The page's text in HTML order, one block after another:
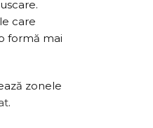
care
formă mai
zonele
.